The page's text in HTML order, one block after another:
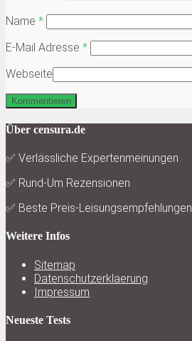
Name *
E-Mail Adresse *
Webseite
Über censura.de
✅ Verlässliche Expertenmeinungen
✅ Rund-Um Rezensionen
✅ Beste Preis-Leisungsempfehlungen
Weitere Infos
Sitemap
Datenschutzerklaerung
Impressum
Neueste Tests